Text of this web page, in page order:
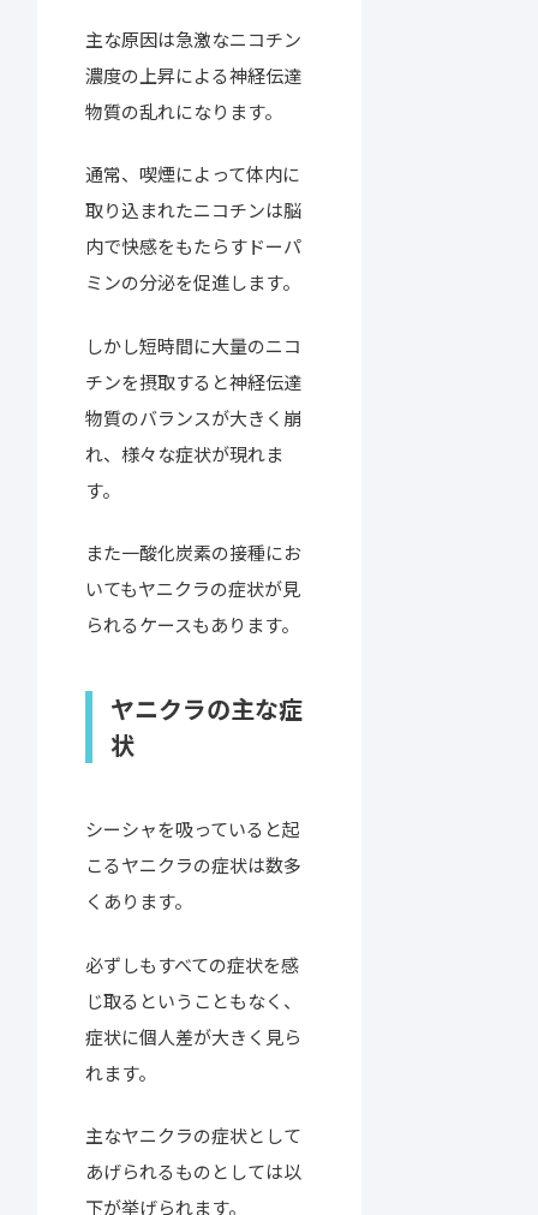
主な原因は急激なニコチン
濃度の上昇による神経伝達
物質の乱れになります。
通常、喫煙によって体内に
取り込まれたニコチンは脳
内で快感をもたらすドーパ
ミンの分泌を促進します。
しかし短時間に大量のニコ
チンを摂取すると神経伝達
物質のバランスが大きく崩
れ、様々な症状が現れま
す。
また一酸化炭素の接種にお
いてもヤニクラの症状が見
られるケースもあります。
ヤニクラの主な症
状
シーシャを吸っていると起
こるヤニクラの症状は数多
くあります。
必ずしもすべての症状を感
じ取るということもなく、
症状に個人差が大きく見ら
れます。
主なヤニクラの症状として
あげられるものとしては以
下が挙げられます。